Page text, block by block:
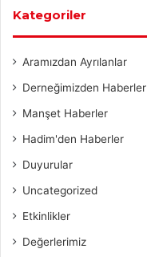
Kategoriler
Aramızdan Ayrılanlar
Derneğimizden Haberler
Manşet Haberler
Hadim'den Haberler
Duyurular
Uncategorized
Etkinlikler
Değerlerimiz